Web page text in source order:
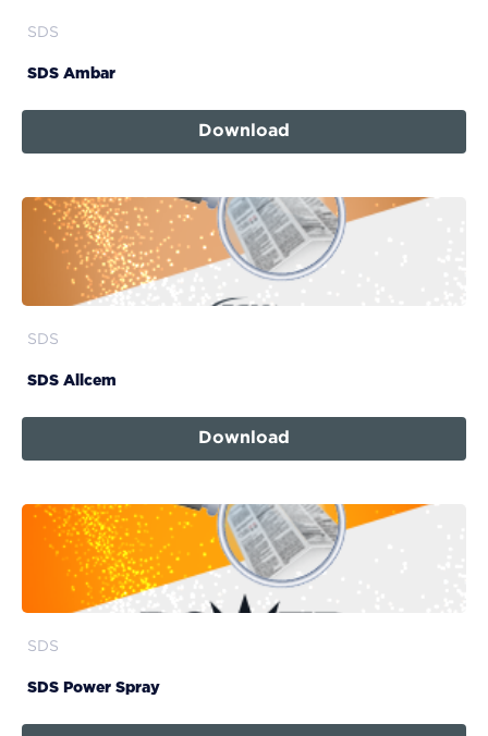
SDS
SDS Ambar
Download
SDS
SDS Allcem
Download
SDS
SDS Power Spray